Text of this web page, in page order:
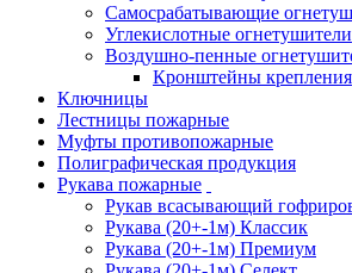
Самосрабатывающие
Углекислотные огнетушители
Воздушно-пенные
Кронштейны крепления
Ключницы
Лестницы пожарные
Муфты противопожарные
Полиграфическая продукция
Рукава пожарные
Рукав всасывающий
Рукава (20+-1м) Классик
Рукава (20+-1м) Премиум